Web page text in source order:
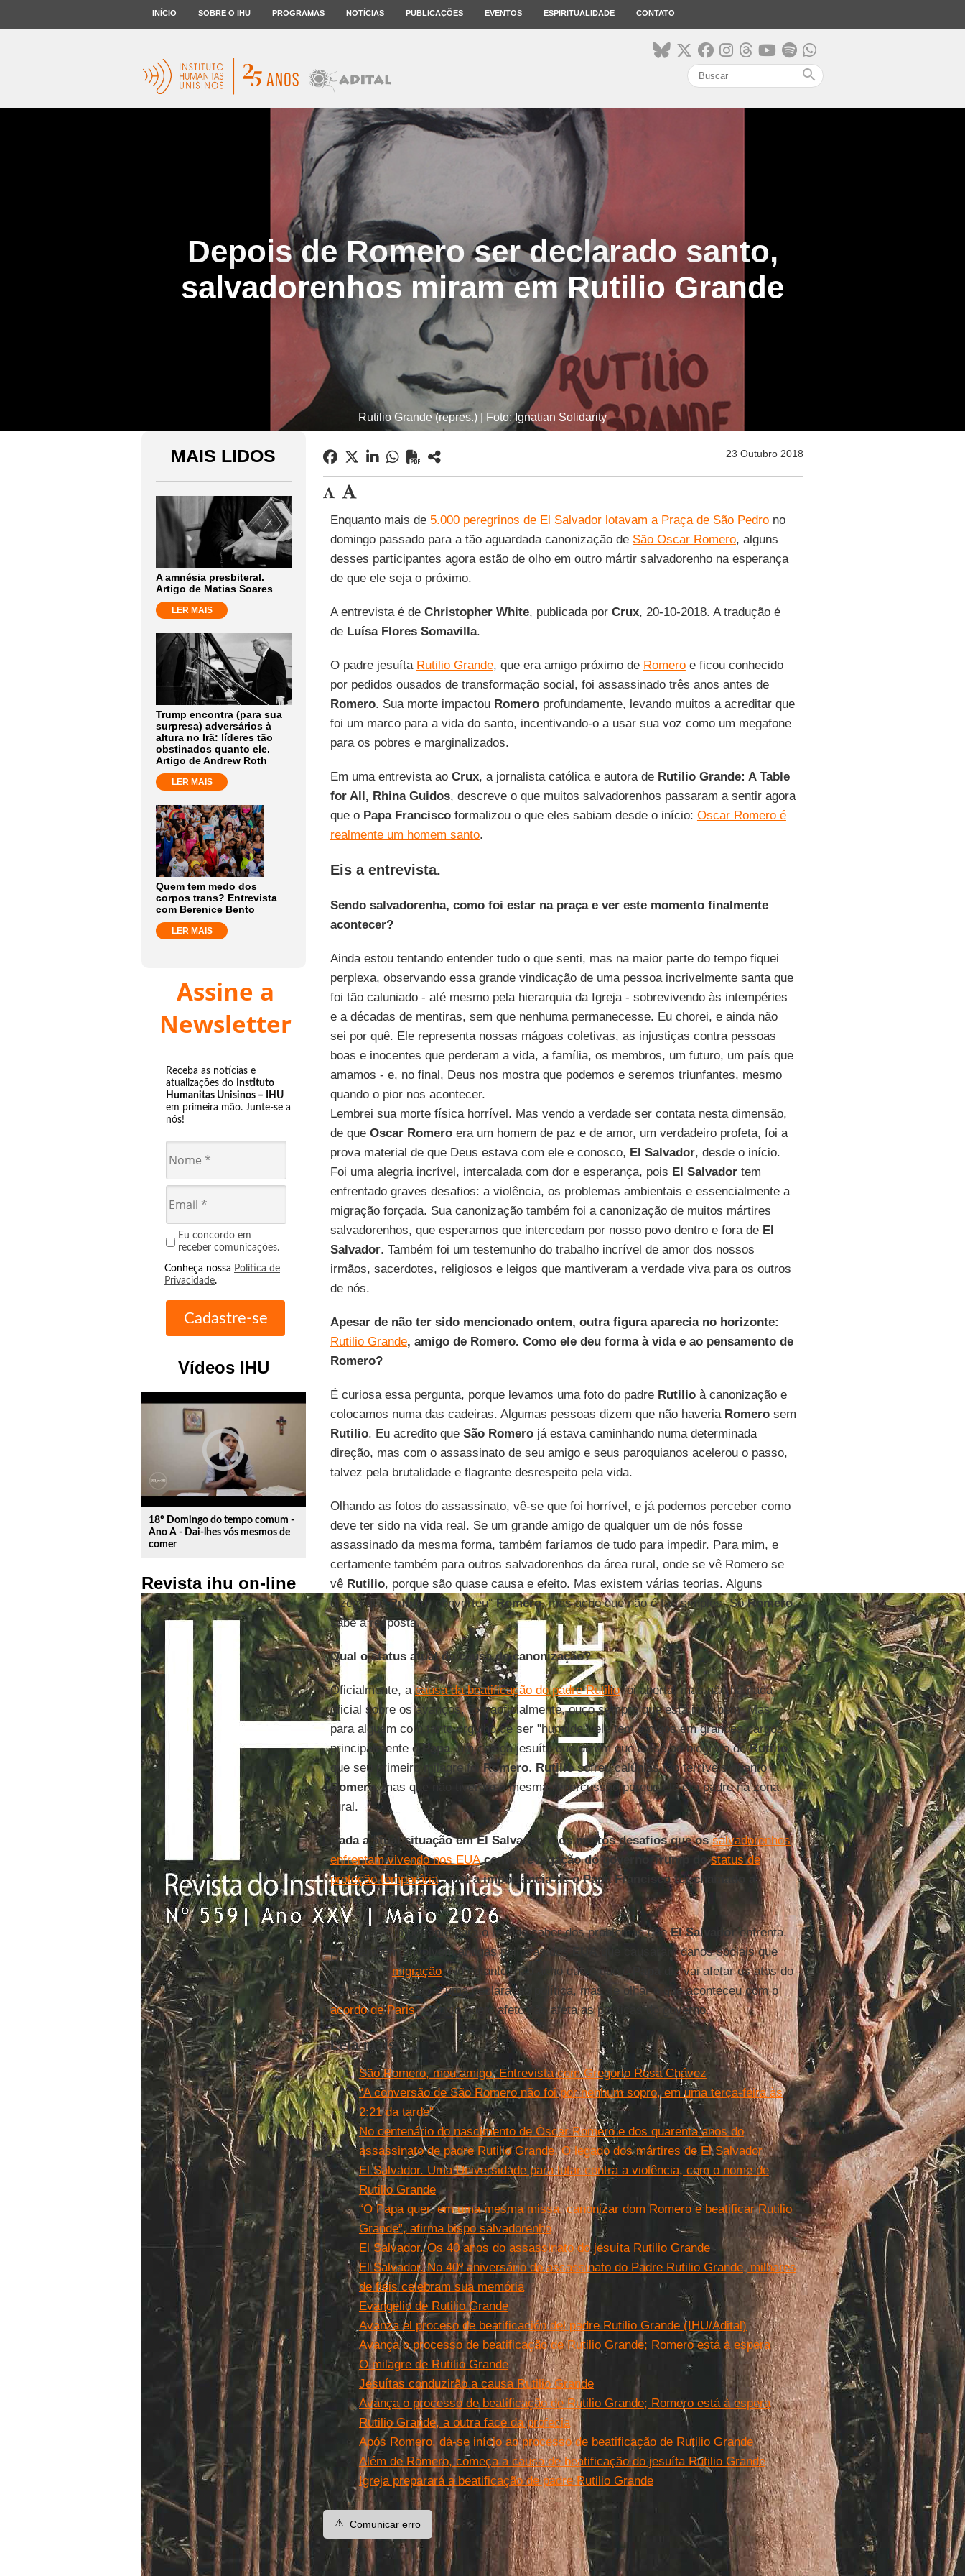
INÍCIO SOBRE O IHU PROGRAMAS NOTÍCIAS PUBLICAÇÕES EVENTOS ESPIRITUALIDADE CONTATO
search
Depois de Romero ser declarado santo,
salvadorenhos miram em Rutilio Grande
Rutilio Grande (repres.) | Foto: Ignatian Solidarity
MAIS LIDOS
A amnésia presbiteral.
Artigo de Matias Soares
LER MAIS
Trump encontra (para sua
surpresa) adversários à
altura no Irã: líderes tão
obstinados quanto ele.
Artigo de Andrew Roth
LER MAIS
Quem tem medo dos
corpos trans? Entrevista
com Berenice Bento
LER MAIS
Assine a
Newsletter
Receba as notícias e
atualizações do Instituto
Humanitas Unisinos – IHU
em primeira mão. Junte-se a
nós!
Eu concordo em
receber comunicações.
Conheça nossa Política de
Privacidade.
Vídeos IHU
play_circle_outline
18º Domingo do tempo comum -
Ano A - Dai-lhes vós mesmos de
comer
Revista ihu on-line
23 Outubro 2018
Enquanto mais de 5.000 peregrinos de El Salvador lotavam a Praça de São Pedrono
domingo passado para a tão aguardada canonização de São Oscar Romero, alguns
desses participantes agora estão de olho em outro mártir salvadorenho na esperança
de que ele seja o próximo.
A entrevista é de Christopher White, publicada por Crux, 20-10-2018. A tradução é
de Luísa Flores Somavilla.
O padre jesuíta Rutilio Grande, que era amigo próximo de Romeroe ficou conhecido
por pedidos ousados de transformação social, foi assassinado três anos antes de
Romero. Sua morte impactou Romeroprofundamente, levando muitos a acreditar que
foi um marco para a vida do santo, incentivando-o a usar sua voz como um megafone
para os pobres e marginalizados.
Em uma entrevista ao Crux, a jornalista católica e autora de Rutilio Grande: A Table
for All, Rhina Guidos, descreve o que muitos salvadorenhos passaram a sentir agora
que o Papa Franciscoformalizou o que eles sabiam desde o início: Oscar Romero é
realmente um homem santo.
Eis a entrevista.
Sendo salvadorenha, como foi estar na praça e ver este momento finalmente
acontecer?
Ainda estou tentando entender tudo o que senti, mas na maior parte do tempo fiquei
perplexa, observando essa grande vindicação de uma pessoa incrivelmente santa que
foi tão caluniado - até mesmo pela hierarquia da Igreja - sobrevivendo às intempéries
e a décadas de mentiras, sem que nenhuma permanecesse. Eu chorei, e ainda não
sei por quê. Ele representa nossas mágoas coletivas, as injustiças contra pessoas
boas e inocentes que perderam a vida, a família, os membros, um futuro, um país que
amamos - e, no final, Deus nos mostra que podemos e seremos triunfantes, mesmo
quando o pior nos acontecer.
Lembrei sua morte física horrível. Mas vendo a verdade ser contata nesta dimensão,
de que Oscar Romeroera um homem de paz e de amor, um verdadeiro profeta, foi a
prova material de que Deus estava com ele e conosco, El Salvador, desde o início.
Foi uma alegria incrível, intercalada com dor e esperança, pois El Salvadortem
enfrentado graves desafios: a violência, os problemas ambientais e essencialmente a
migração forçada. Sua canonização também foi a canonização de muitos mártires
salvadorenhos, que esperamos que intercedam por nosso povo dentro e fora de El
Salvador. Também foi um testemunho do trabalho incrível de amor dos nossos
irmãos, sacerdotes, religiosos e leigos que mantiveram a verdade viva para os outros
de nós.
Apesar de não ter sido mencionado ontem, outra figura aparecia no horizonte:
Rutilio Grande, amigo de Romero. Como ele deu forma à vida e ao pensamento de
Romero?
É curiosa essa pergunta, porque levamos uma foto do padre Rutilioà canonização e
colocamos numa das cadeiras. Algumas pessoas dizem que não haveria Romerosem
Rutilio. Eu acredito que São Romerojá estava caminhando numa determinada
direção, mas com o assassinato de seu amigo e seus paroquianos acelerou o passo,
talvez pela brutalidade e flagrante desrespeito pela vida.
Olhando as fotos do assassinato, vê-se que foi horrível, e já podemos perceber como
deve ter sido na vida real. Se um grande amigo de qualquer um de nós fosse
assassinado da mesma forma, também faríamos de tudo para impedir. Para mim, e
certamente também para outros salvadorenhos da área rural, onde se vê Romero se
vê Rutilio, porque são quase causa e efeito. Mas existem várias teorias. Alguns
dizem queRutilio"converteu"Romero, mas acho que não é tão simples. SóRomero
sabe a resposta.
Qual o status atual da causa de canonização?
Oficialmente, acausa da beatificação do padre Rutiliofoi aberta, mas não há nada
oficial sobre os avanços. Extraoficialmente, ouço sempre que está indo bem. Mas
para alguém com tanto orgulho de ser "humilde", ele tem amigos em grandes cargos,
principalmente o Papa, um colega jesuíta que dizem que disse ao biógrafo deRutilio
que seu primeiro milagre foiRomero. Rutiliosofreu calúnias tão terríveis quanto
Romero, mas que não tiveram a mesma repercussão porque ele era padre na zona
rural.
Dada a atual situação em El Salvador, e os muitos desafios que ossalvadorenhos
enfrentam vivendo nos EUAcom a revogação do governo Trump dostatus de
proteção temporária, qual a importância de o Papa Francisco ter chamado a
atenção global para o país?
Acho que é importante para o mundo saber dos problemas queEl Salvadorenfrenta,
pois também envolvem antigas políticas dos EUA
que causaram danos sociais que
forçaram amigração. No entanto, não acho que o que o
diz vai afetar os atos do
governo atual. Não é uma declaração política, mas se olhar o que aconteceu com o
acordo de Paris, é óbvio que o afeto não afeta as políticas do governo.
Leia mais
São Romero, meu amigo. Entrevista com Gregorio Rosa Chávez
“A conversão de São Romero não foi por nenhum sopro, em uma terça-feira às
2:21 da tarde"
No centenário do nascimento de Óscar Romero e dos quarenta anos do
assassinato de padre Rutilio Grande. O legado dos mártires de El Salvador
El Salvador. Uma Universidade para lutar contra a violência, com o nome de
Rutilio Grande
“O Papa quer, em uma mesma missa, canonizar dom Romero e beatificar Rutilio
Grande”, afirma bispo salvadorenho
El Salvador. Os 40 anos do assassinato do jesuíta Rutilio Grande
El Salvador. No 40º aniversário do assassinato do Padre Rutilio Grande, milhares
de fiéis celebram sua memória
Evangelio de Rutilio Grande
Avanza el proceso de beatificación del padre Rutilio Grande (IHU/Adital)
Avança o processo de beatificação de Rutilio Grande; Romero está à espera
O milagre de Rutilio Grande
Jesuítas conduzirão a causa Rutilio Grande
Avança o processo de beatificação de Rutilio Grande; Romero está à espera
Rutilio Grande, a outra face da profecia
Após Romero, dá-se início ao processo de beatificação de Rutilio Grande
Além de Romero, começa a causa de beatificação do jesuíta Rutilio Grande
Igreja preparará a beatificação de padre Rutilio Grande
⚠️ Comunicar erro